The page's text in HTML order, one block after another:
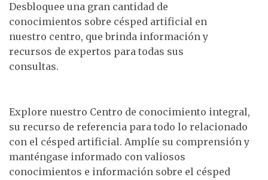
Desbloquee una gran cantidad de
conocimientos sobre césped artificial en
nuestro centro, que brinda información y
recursos de expertos para todas sus
consultas.
Explore nuestro Centro de conocimiento integral,
su recurso de referencia para todo lo relacionado
con el césped artificial. Amplíe su comprensión y
manténgase informado con valiosos
conocimientos e información sobre el césped